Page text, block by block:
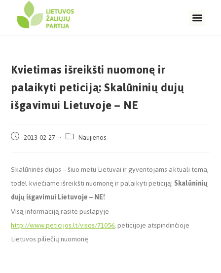
Kvietimas išreikšti nuomonę ir
palaikyti peticiją: Skalūninių dujų
išgavimui Lietuvoje – NE
2013-02-27 Naujienos
Skalūninės dujos – šiuo metu Lietuvai ir gyventojams aktuali tema,
todėl kviečiame išreikšti nuomonę ir palaikyti peticiją:Skalūninių
dujų išgavimui Lietuvoje – NE!
Visą informaciją rasite puslapyje
http://www.peticijos.lt/visos/71056, peticijoje atspindinčioje
Lietuvos piliečių nuomonę.